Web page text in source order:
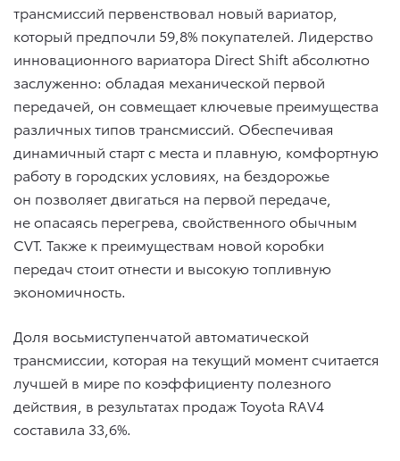
трансмиссий первенствовал новый вариатор,
который предпочли 59,8% покупателей. Лидерство
инновационного вариатора Direct Shift абсолютно
заслуженно: обладая механической первой
передачей, он совмещает ключевые преимущества
различных типов трансмиссий. Обеспечивая
динамичный старт с места и плавную, комфортную
работу в городских условиях, на бездорожье
он позволяет двигаться на первой передаче,
не опасаясь перегрева, свойственного обычным
CVT. Также к преимуществам новой коробки
передач стоит отнести и высокую топливную
экономичность.
Доля восьмиступенчатой автоматической
трансмиссии, которая на текущий момент считается
лучшей в мире по коэффициенту полезного
действия, в результатах продаж Toyota RAV4
составила 33,6%.